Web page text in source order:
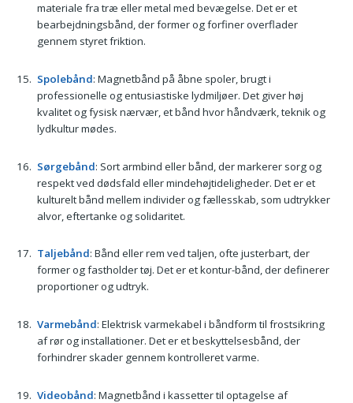
materiale fra træ eller metal med bevægelse. Det er et
bearbejdningsbånd, der former og forfiner overflader
gennem styret friktion.
Spolebånd: Magnetbånd på åbne spoler, brugt i
professionelle og entusiastiske lydmiljøer. Det giver høj
kvalitet og fysisk nærvær, et bånd hvor håndværk, teknik og
lydkultur mødes.
Sørgebånd: Sort armbind eller bånd, der markerer sorg og
respekt ved dødsfald eller mindehøjtideligheder. Det er et
kulturelt bånd mellem individer og fællesskab, som udtrykker
alvor, eftertanke og solidaritet.
Taljebånd: Bånd eller rem ved taljen, ofte justerbart, der
former og fastholder tøj. Det er et kontur-bånd, der definerer
proportioner og udtryk.
Varmebånd: Elektrisk varmekabel i båndform til frostsikring
af rør og installationer. Det er et beskyttelsesbånd, der
forhindrer skader gennem kontrolleret varme.
Videobånd: Magnetbånd i kassetter til optagelse af